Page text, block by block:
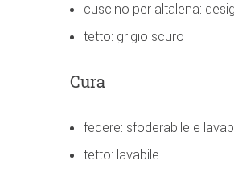
cuscino per altalena:
tetto: grigio scuro
Cura
federe: sfoderabile e
tetto: lavabile